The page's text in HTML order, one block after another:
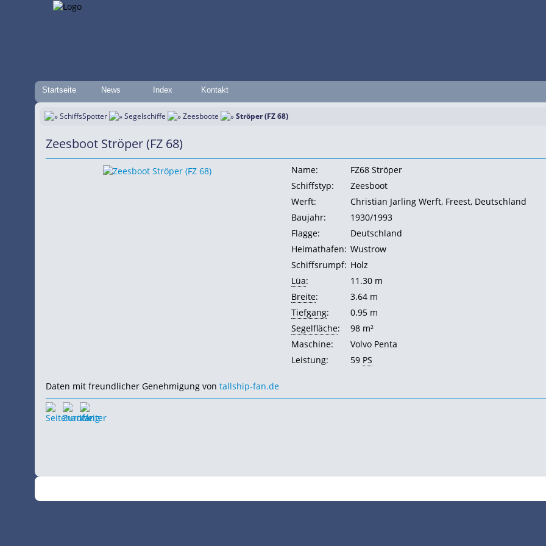
Startseite News Index Kontakt
SchiffsSpotter Segelschiffe Zeesboote Ströper (FZ 68)
Zeesboot Ströper (FZ 68)
Name:
FZ68 Ströper
Schiffstyp:
Zeesboot
Werft:
Christian Jarling Werft, Freest, Deutschland
Baujahr:
1930/1993
Flagge:
Deutschland
Heimathafen: Wustrow
Schiffsrumpf: Holz
Lüa:
11.30 m
Breite:
3.64 m
Tiefgang:
0.95 m
Segelfläche:
98 m²
Maschine:
Volvo Penta
Leistung:
59 PS
Daten mit freundlicher Genehmigung von tallship-fan.de